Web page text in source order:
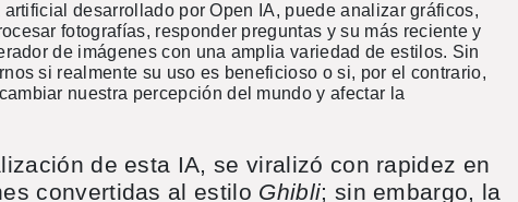
desarrollado por Open IA, puede analizar gráficos,
fotografías, responder preguntas y su más reciente y
de imágenes con una amplia variedad de estilos. Sin
si realmente su uso es beneficioso o si, por el contrario,
nuestra percepción del mundo y afectar la
de esta IA, se viralizó con rapidez en
convertidas al estilo Ghibli; sin embargo, la